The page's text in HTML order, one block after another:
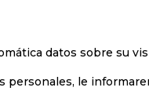
datos sobre su
personales, le